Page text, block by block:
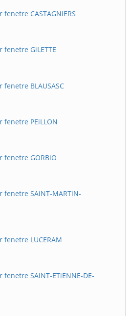
CASTAGNiERS
GiLETTE
BLAUSASC
PEiLLON
fenetre GORBiO
SAiNT-MARTiN-
LUCERAM
SAiNT-ETiENNE-DE-